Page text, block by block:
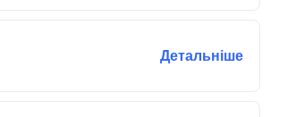
Детальніше